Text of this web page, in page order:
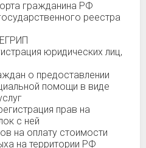
гражданина РФ
реестра
юридических лиц,
о предоставлении
помощи в виде
прав на
с ней
на оплату стоимости
на территории РФ